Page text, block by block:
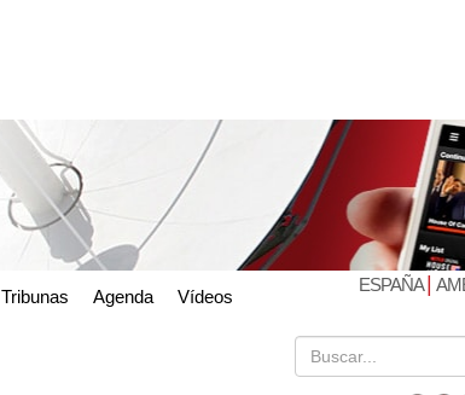
Tribunas Agenda Vídeos
ESPAÑA|